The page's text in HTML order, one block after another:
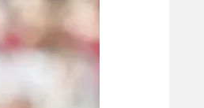
רשיון להקרנה פומבית
לוח דרושים – ג'ובנט